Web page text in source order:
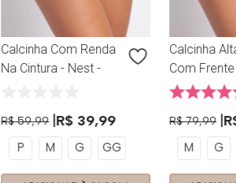
Calcinha Com Renda
Na Cintura - Nest -
R$ 59,99 R$ 39,99
P M G GG
Calcinha
Com
Nest -
R$ 79,99
M G